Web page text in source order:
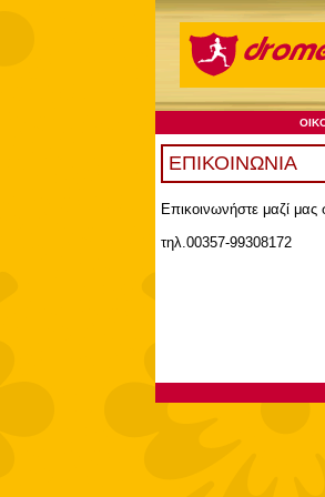
ΕΠΙΚΟΙΝΩΝΙΑ
Επικοινωνήστε μαζί μας
τηλ.00357-99308172